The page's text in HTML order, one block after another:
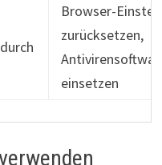
Browser-
zurücksetzen,
einsetzen